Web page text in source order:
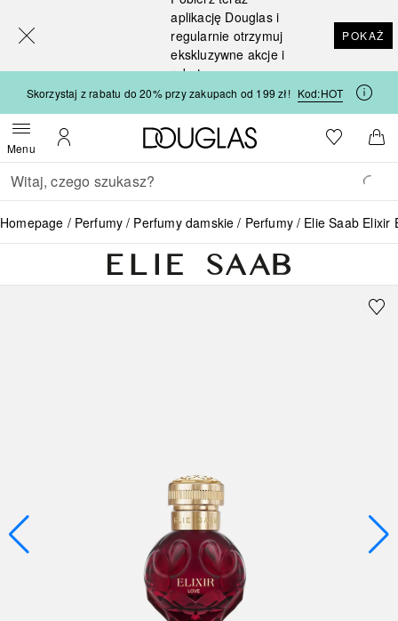
aplikację Douglas i
regularnie otrzymuj
ekskluzywne akcje i
rabaty
POKAŻ
Skorzystaj z rabatu do 20% przy zakupach od 199 zł! Kod:HOT
MenuOtwórz menuMoje konto
Strona główna Douglas
Do listyDo
Wracać
Wykonaj wyszukiwanie
Homepage Perfumy Perfumy damskie Perfumy Elie Saab Elixir
[navigation.slideout.screenreader]